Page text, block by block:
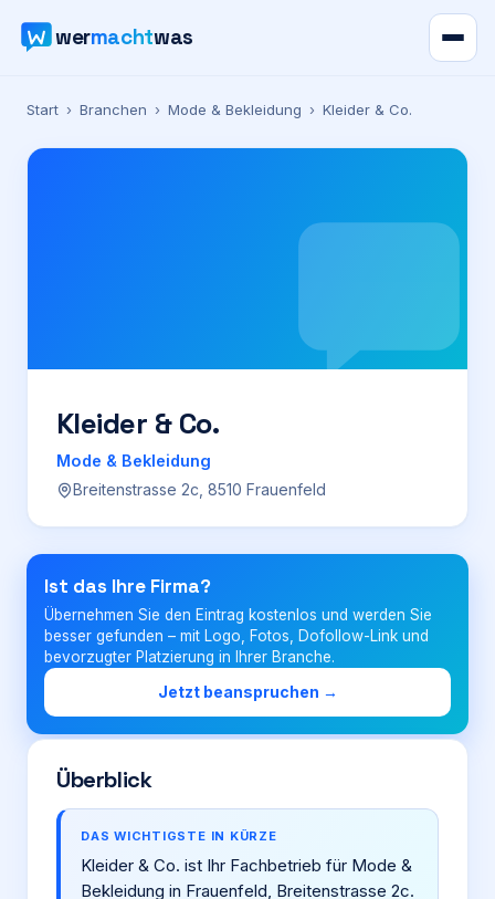
wermachtwas
Verzeichnis
Karte
Preise
Für Firmen
Login
Firma eintragen
Start › Branchen › Mode & Bekleidung › Kleider & Co.
Kleider & Co.
Mode & Bekleidung
Breitenstrasse 2c, 8510 Frauenfeld
Ist das Ihre Firma?
Übernehmen Sie den Eintrag kostenlos und werden Sie
besser gefunden – mit Logo, Fotos, Dofollow-Link und
bevorzugter Platzierung in Ihrer Branche.
Jetzt beanspruchen →
Überblick
DAS WICHTIGSTE IN KÜRZE
Kleider & Co. ist Ihr Fachbetrieb für Mode &
Bekleidung in Frauenfeld, Breitenstrasse 2c.